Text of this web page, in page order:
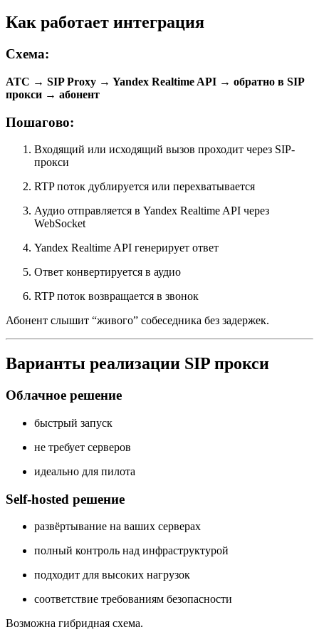
Как работает интеграция
Схема:
АТС → SIP Proxy → Yandex Realtime API → обратно в SIP
прокси → абонент
Пошагово:
Входящий или исходящий вызов проходит через SIP-
прокси
RTP поток дублируется или перехватывается
Аудио отправляется в Yandex Realtime API через
WebSocket
Yandex Realtime API генерирует ответ
Ответ конвертируется в аудио
RTP поток возвращается в звонок
Абонент слышит “живого” собеседника без задержек.
Варианты реализации SIP прокси
Облачное решение
быстрый запуск
не требует серверов
идеально для пилота
Self-hosted решение
развёртывание на ваших серверах
полный контроль над инфраструктурой
подходит для высоких нагрузок
соответствие требованиям безопасности
Возможна гибридная схема.